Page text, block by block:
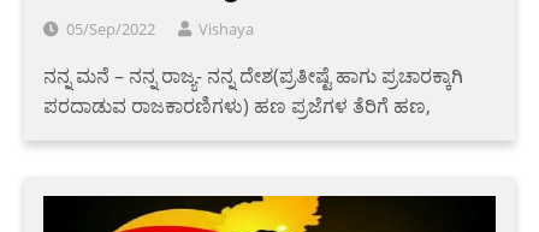
05/Sep/2022 Vishaya
ನನ್ನ ಮನೆ – ನನ್ನ ರಾಜ್ಯ- ನನ್ನ ದೇಶ(ಪ್ರತೀಷ್ಟೆ ಹಾಗು ಪ್ರಚಾರಕ್ಕಾಗಿ
ಪರದಾಡುವ ರಾಜಕಾರಣಿಗಳು) ಹಣ ಪ್ರಜೆಗಳ ತೆರಿಗೆ ಹಣ,